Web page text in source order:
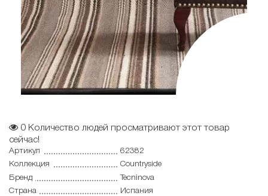
0 Количество людей просматривают этот товар
сейчас!
Артикул
62382
Коллекция
Countryside
Бренд
Tecninova
Страна
Испания